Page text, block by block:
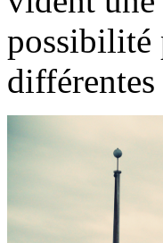
possibilité
différentes